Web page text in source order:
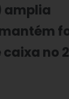
amplia
no